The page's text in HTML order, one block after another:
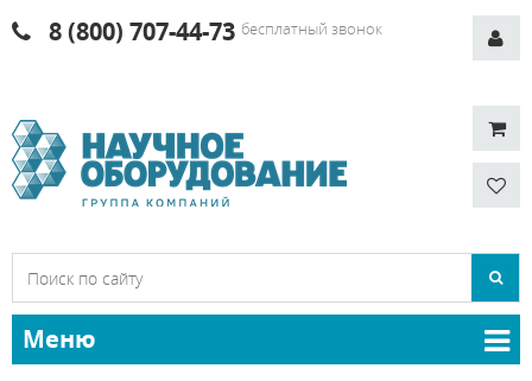
8 (800) 707-44-73 бесплатный звонок
Меню